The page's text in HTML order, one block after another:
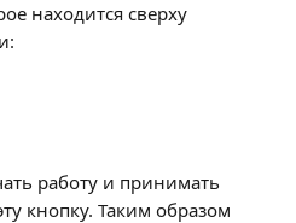
находится сверху
работу и принимать
кнопку. Таким образом